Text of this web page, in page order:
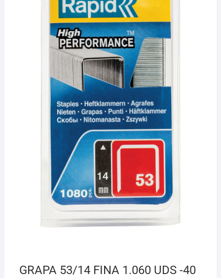
GRAPA 53/14 FINA 1.060 UDS -40
¡Hola! Soy el asesor virtual de Ferretería El Arroyo.
Cuéntame qué necesitas y te ayudo a encontrarlo,
aunque no sepas el nombre exacto